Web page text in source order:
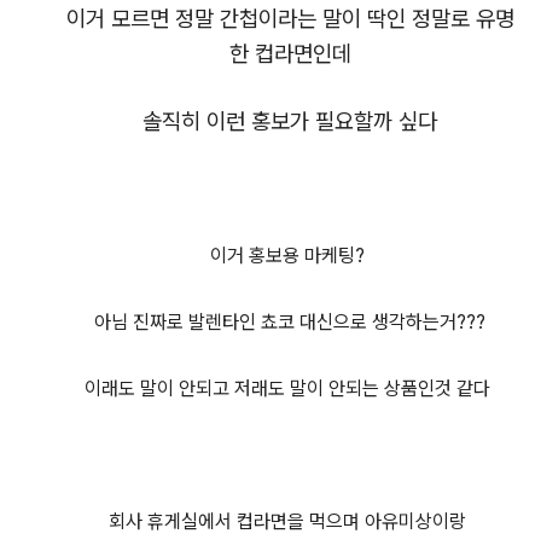
이거 모르면 정말 간첩이라는 말이 딱인 정말로 유명
한 컵라면인데
솔직히 이런 홍보가 필요할까 싶다
이거 홍보용 마케팅?
아님 진짜로 발렌타인 쵸코 대신으로 생각하는거???
이래도 말이 안되고 저래도 말이 안되는 상품인것 같다
회사 휴게실에서 컵라면을 먹으며 아유미상이랑